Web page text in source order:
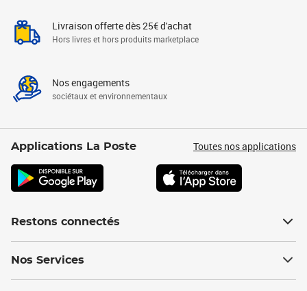
Livraison offerte dès 25€ d'achat
Hors livres et hors produits marketplace
Nos engagements
sociétaux et environnementaux
Applications La Poste Toutes nos applications
Restons connectés
Nos Services